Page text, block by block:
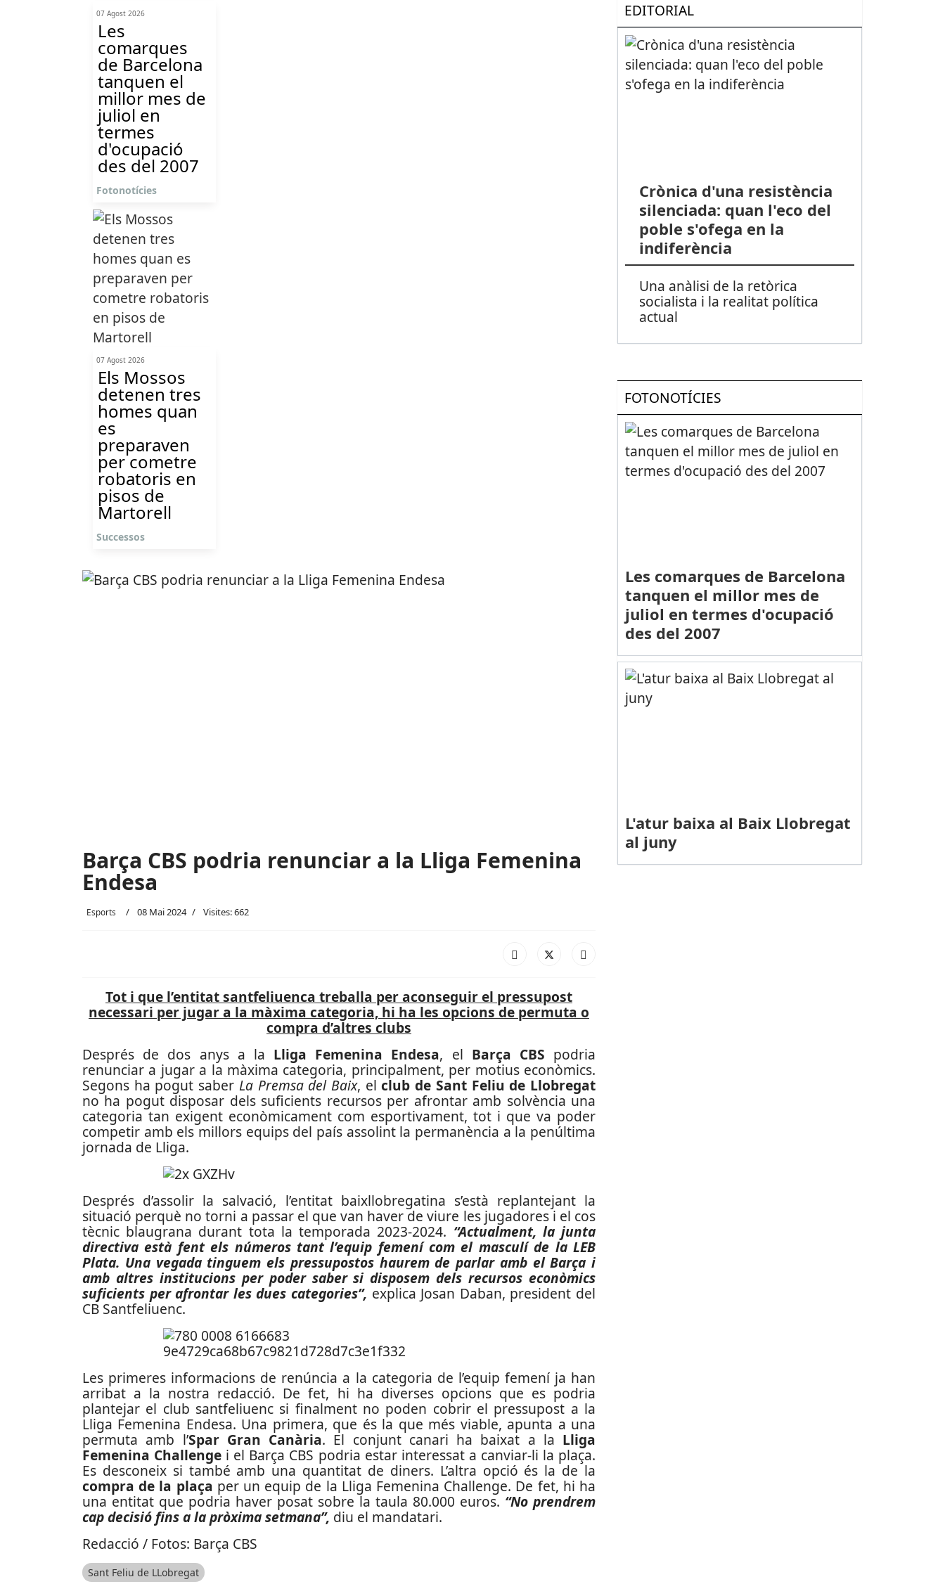
07 Agost 2026
Les
comarques
de Barcelona
tanquen el
millor mes de
juliol en
termes
d'ocupació
des del 2007
Fotonotícies
07 Agost 2026
Els Mossos
detenen tres
homes quan
es
preparaven
per cometre
robatoris en
pisos de
Martorell
Successos
Barça CBS podria renunciar a la Lliga Femenina
Endesa
Esports 08 Mai 2024 Visites: 662
Tot i que l’entitat santfeliuenca treballa per aconseguir el pressupost
necessari per jugar a la màxima categoria, hi ha les opcions de permuta o
compra d’altres clubs
Després de dos anys a la Lliga Femenina Endesa, el Barça CBS podria
renunciar a jugar a la màxima categoria, principalment, per motius econòmics.
Segons ha pogut saber La Premsa del Baix, elclub de Sant Feliu de Llobregat
no ha pogut disposar dels suficients recursos per afrontar amb solvència una
categoria tan exigent econòmicament com esportivament, tot i que va poder
competir amb els millors equips del país assolint la permanència a la penúltima
jornada de Lliga.
Després d’assolir la salvació, l’entitat baixllobregatina s’està replantejant la
situació perquè no torni a passar el que van haver de viure les jugadores i el cos
tècnic blaugrana durant tota la temporada 2023-2024. “Actualment, la junta
directiva està fent els números tant l’equip femení com el masculí de la LEB
Plata. Una vegada tinguem els pressupostos haurem de parlar amb el Barça i
amb altres institucions per poder saber si disposem dels recursos econòmics
suficients per afrontar les dues categories”, explica Josan Daban, president del
CB Santfeliuenc.
Les primeres informacions de renúncia a la categoria de l’equip femení ja han
arribat a la nostra redacció. De fet, hi ha diverses opcions que es podria
plantejar el club santfeliuenc si finalment no poden cobrir el pressupost a la
Lliga Femenina Endesa. Una primera, que és la que més viable, apunta a una
permuta amb l’Spar Gran Canària. El conjunt canari ha baixat a la Lliga
Femenina Challenge i el Barça CBS podria estar interessat a canviar-li la plaça.
Es desconeix si també amb una quantitat de diners. L’altra opció és la de la
compra de la plaça per un equip de la Lliga Femenina Challenge. De fet, hi ha
una entitat que podria haver posat sobre la taula 80.000 euros. “No prendrem
cap decisió fins a la pròxima setmana”, diu el mandatari.
Redacció / Fotos: Barça CBS
Sant Feliu de LLobregat
EDITORIAL
Crònica d'una resistència
silenciada: quan l'eco del
poble s'ofega en la
indiferència
Una anàlisi de la retòrica
socialista i la realitat política
actual
FOTONOTÍCIES
Les comarques de Barcelona
tanquen el millor mes de
juliol en termes d'ocupació
des del 2007
L'atur baixa al Baix Llobregat
al juny